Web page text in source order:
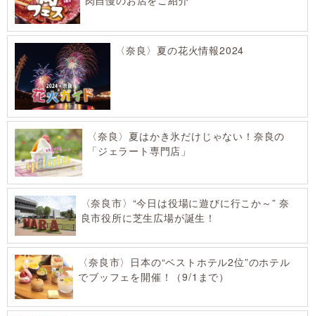
〈奈良〉夏の花火情報2024
〈奈良〉夏はかき氷だけじゃない！奈良の
「ジェラート専門店」
〈奈良市〉“今日は役場に遊びに行こか～” 奈
良市役所に芝生広場が誕生！
〈奈良市〉日本の“ベストホテル2位”のホテル
でブッフェを開催！（9/1まで）